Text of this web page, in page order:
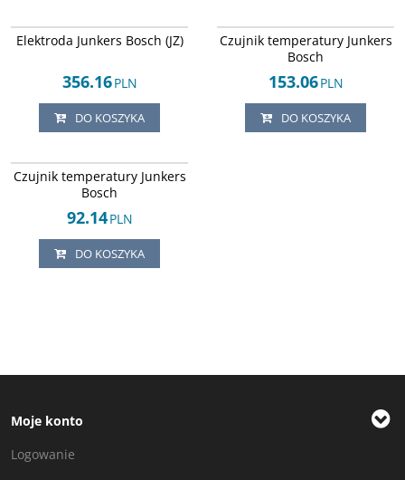
Elektroda Junkers Bosch (JZ)
356.16PLN
DO KOSZYKA
Czujnik temperatury Junkers
Bosch
153.06PLN
DO KOSZYKA
Czujnik temperatury Junkers
Bosch
92.14PLN
DO KOSZYKA
Moje konto
Logowanie